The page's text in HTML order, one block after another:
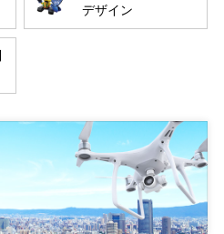
デザイン